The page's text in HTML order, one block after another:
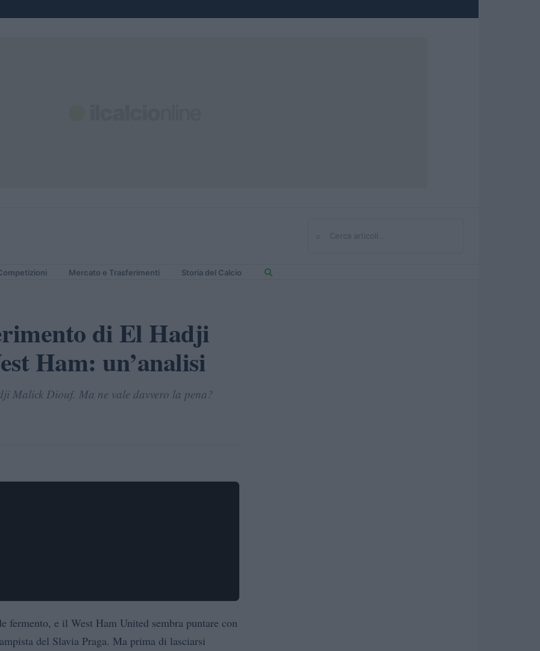
Cerca
Mercato e Trasferimenti Storia del Calcio
di El Hadji
Ham: un’analisi
Malick Diouf. Ma ne vale davvero la pena?
fermento, e il West Ham United sembra puntare con
del Slavia Praga. Ma prima di lasciarsi